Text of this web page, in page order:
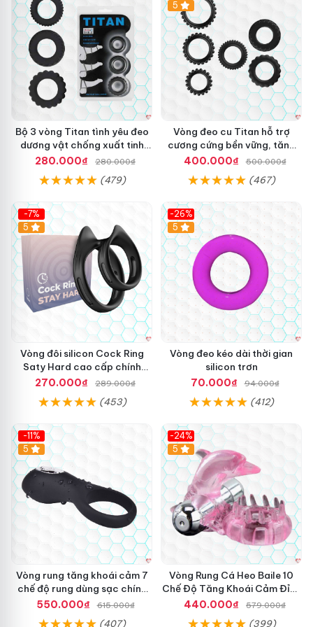
d
u
o
n
g
v
a
k
m
m
2
1
-
V
đ
e
n
g
v
t
T
a
Bộ 3 vòng Titan tình yêu đeo
dương vật chống xuất tinh
sớm chất liệu silicon y tế
280.000₫ 280.000₫
(479)
Hot
5
Vòng đeo cu Titan hỗ trợ
cương cứng bền vững, tăng
khoái cảm
400.000₫ 500.000₫
(467)
-7%
5
Vòng đôi silicon Cock Ring
Saty Hard cao cấp chính
hãng Mỹ
270.000₫ 289.000₫
(453)
-26%
5
Vòng đeo kéo dài thời gian
silicon trơn
70.000₫
94.000₫
(412)
-11%
5
Vòng rung tăng khoái cảm 7
chế độ rung dùng sạc chính
hãng Mỹ
550.000₫ 615.000₫
(407)
-24%
5
Vòng Rung Cá Heo Baile 10
Chế Độ Tăng Khoái Cảm Đỉnh
Cao
440.000₫ 579.000₫
(399)